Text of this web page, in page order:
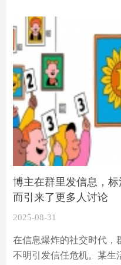
博主在群里发信息，
而引来了更多人讨论
2025-08-31
在信息爆炸的社交时代，
不明引发信任危机。某生